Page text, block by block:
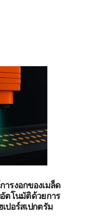
รงอกของเมล็ด
ตโนมัติด้วยการ
ปอร์สเปกตรัม